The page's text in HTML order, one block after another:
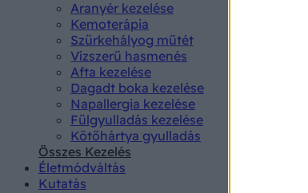
Aranyér kezelése
Kemoterápia
Szürkehályog műtét
Vízszerű hasmenés
Afta kezelése
Dagadt boka kezelése
Napallergia kezelése
Fülgyulladás kezelése
Kötőhártya gyulladás
Összes Kezelés
Életmódváltás
Kutatás